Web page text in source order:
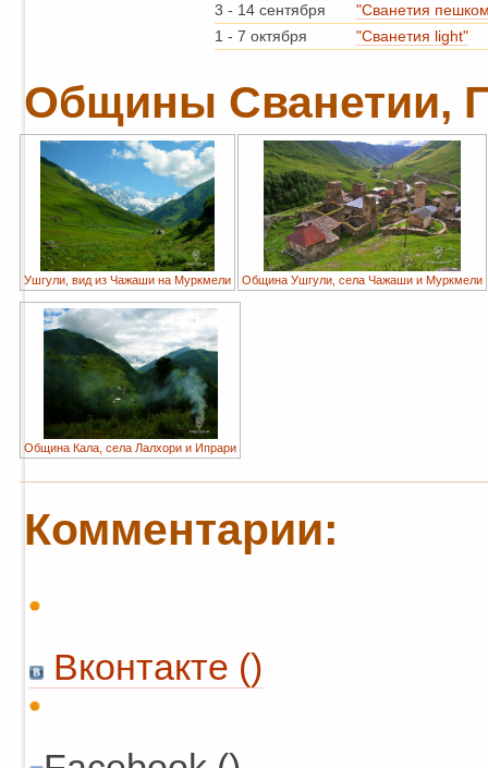
3 - 14 сентября
"Сванетия
1 - 7 октября "Сванетия light"
Общины Сванетии,
Ушгули, вид из Чажаши на Муркмели Община Ушгули, села Чажаши и Муркмели
Община Кала, села Лалхори и Ипрари
Комментарии:
Вконтакте ()